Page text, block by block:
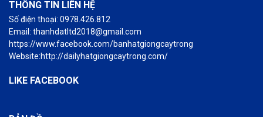
THÔNG TIN LIÊN HỆ
Số điện thoại: 0978.426.812
Email: thanhdatltd2018@gmail.com
https://www.facebook.com/banhatgiongcaytrong
Website:http://dailyhatgiongcaytrong.com/
LIKE FACEBOOK